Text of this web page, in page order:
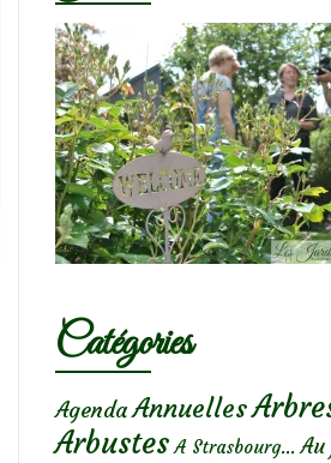
Catégories
Agenda Annuelles
Arbustes A Strasbourg...